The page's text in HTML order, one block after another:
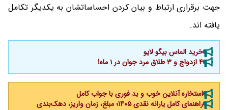
جهت برقراری ارتباط و بیان کردن احساساتشان به یکدیگر تکامل
یافته اند.
خرید الماس بیگو لایو
4 ازدواج و 3 طلاق مرد جوان در 1 ماه!
استخاره آنلاین خوب و بد فوری با جواب کامل
راهنمای کامل یارانه نقدی ۱۴۰۵؛ مبلغ، زمان واریز، دهک‌بندی